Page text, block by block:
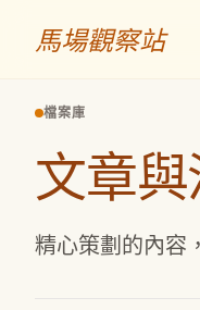
馬場觀察站
檔案庫
文章
精心策劃的內容